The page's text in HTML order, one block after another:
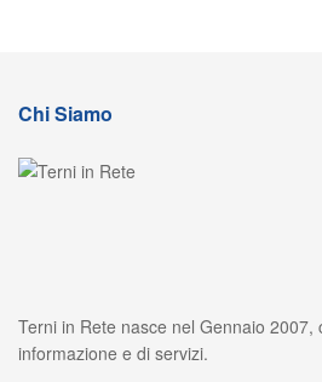
Chi Siamo
Terni in Rete nasce nel Gennaio
informazione e di servizi.